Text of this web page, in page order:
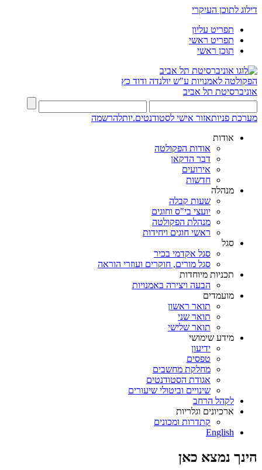
דילוג לתוכן העיקרי
תפריט עליון
תפריט ראשי
תוכן ראשי
הפקולטה לאמנויות ע"ש יולנדה ודוד כץ
אוניברסיטת תל אביב
מערכת פניותאזור אישי לסטודנטים.יותלהרשמה
אודות
אודות הפקולטה
דבר הדקאן
אירועים
חדשות
מנהלה
שעות קבלה
יועצי בי"ס וחוגים
מנהלת הפקולטה
ראשי חוגים ויחידות
סגל
סגל אקדמי בכיר
סגל מורים, חוקרים ועוזרי הוראה
תכניות מיוחדות
הבעה ויצירה באמנויות
מועמדים
תואר ראשון
תואר שני
תואר שלישי
מידע שימושי
ידיעון
טפסים
מחלקת מחשבים
אגודת הסטודנטים
שינויים וביטולי שיעורים
לקהל הרחב
ארכיונים וגלריות
קתדרות ומכונים
English
הינך נמצא כאן